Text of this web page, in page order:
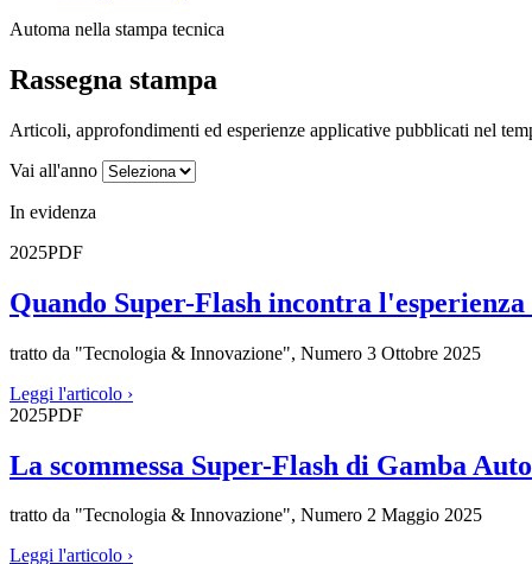
Automa nella stampa tecnica
Rassegna stampa
Articoli, approfondimenti ed esperienze applicative pubblicati nel
Vai all'anno
In evidenza
2025PDF
Quando Super-Flash incontra
tratto da "Tecnologia & Innovazione", Numero 3 Ottobre 2025
Leggi l'articolo ›
2025PDF
La scommessa Super-Flash di Gamba
tratto da "Tecnologia & Innovazione", Numero 2 Maggio 2025
Leggi l'articolo ›